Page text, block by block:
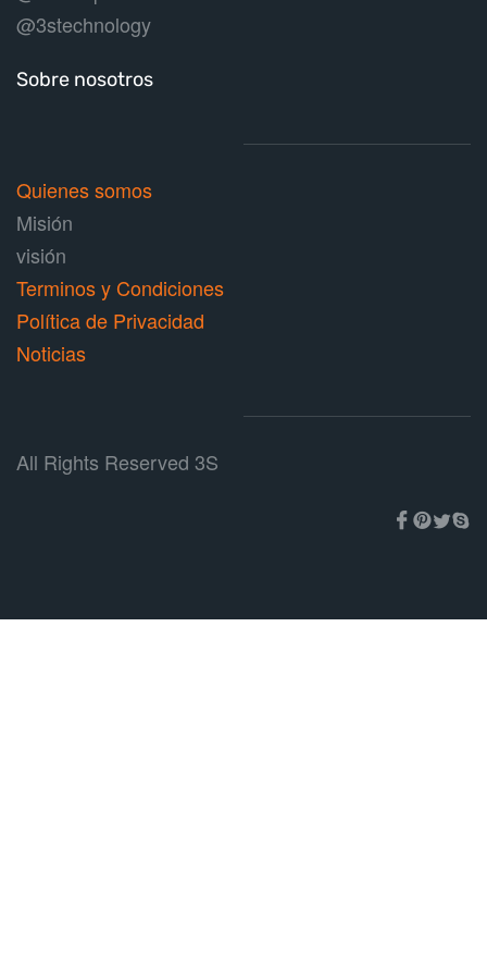
@3stechnology
Sobre nosotros
Quienes somos
Misión
visión
Terminos y Condiciones
Política de Privacidad
Noticias
All Rights Reserved 3S